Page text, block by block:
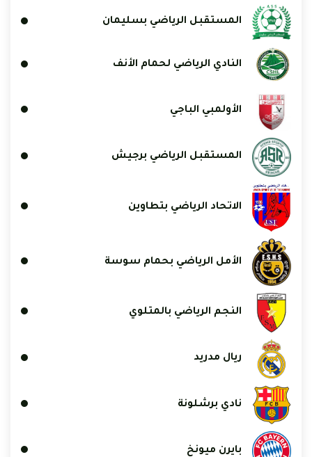
المستقبل الرياضي بسليمان
النادي الرياضي لحمام الأنف
الأولمبي الباجي
المستقبل الرياضي برجيش
الاتحاد الرياضي بتطاوين
الأمل الرياضي بحمام سوسة
النجم الرياضي بالمتلوي
ريال مدريد
نادي برشلونة
بايرن ميونخ